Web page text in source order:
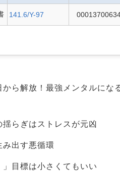
141.6/Y-97
ら解放！最強メンタルにな
らぎはストレスが元凶
出す悪循環
目標は小さくてもいい